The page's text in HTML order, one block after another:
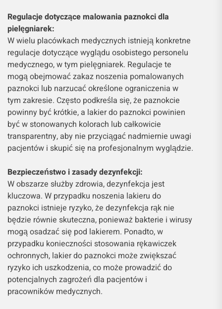
Regulacje dotyczące malowania paznokci dla
pielęgniarek:
W wielu placówkach medycznych istnieją konkretne
regulacje dotyczące wyglądu osobistego personelu
medycznego, w tym pielęgniarek. Regulacje te
mogą obejmować zakaz noszenia pomalowanych
paznokci lub narzucać określone ograniczenia w
tym zakresie. Często podkreśla się, że paznokcie
powinny być krótkie, a lakier do paznokci powinien
być w stonowanych kolorach lub całkowicie
transparentny, aby nie przyciągać nadmiernie uwagi
pacjentów i skupić się na profesjonalnym wyglądzie.
Bezpieczeństwo i zasady dezynfekcji:
W obszarze służby zdrowia, dezynfekcja jest
kluczowa. W przypadku noszenia lakieru do
paznokci istnieje ryzyko, że dezynfekcja rąk nie
będzie równie skuteczna, ponieważ bakterie i wirusy
mogą osadzać się pod lakierem. Ponadto, w
przypadku konieczności stosowania rękawiczek
ochronnych, lakier do paznokci może zwiększać
ryzyko ich uszkodzenia, co może prowadzić do
potencjalnych zagrożeń dla pacjentów i
pracowników medycznych.